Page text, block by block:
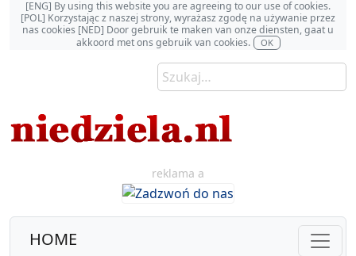
[ENG] By using this website you are agreeing to our use of cookies.
[POL] Korzystając z naszej strony, wyrażasz zgodę na używanie przez
nas cookies [NED] Door gebruik te maken van onze diensten, gaat u
akkoord met ons gebruik van cookies.
OK
reklama a
HOME